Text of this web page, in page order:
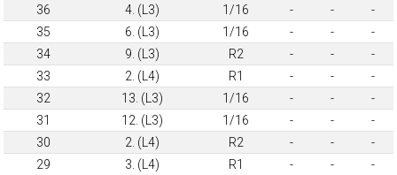
36
4. (L3) 1/16 - -
-
35
6. (L3) 1/16 - -
-
34
9. (L3) R2 - -
-
33
2. (L4) R1 - -
-
32
13. (L3) 1/16 - -
-
31
12. (L3) 1/16 - -
-
30
2. (L4) R2 - -
-
29
3. (L4) R1 - -
-